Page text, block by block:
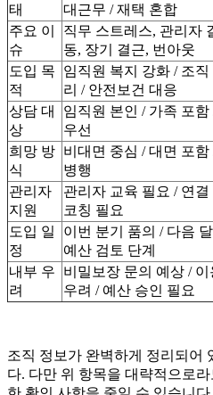
태
대근무 / 재택 혼합
주요 이
슈
직무 스트레스, 관리자
동, 장기 결근, 번아웃
도입 목
적
임직원 복지 강화 / 조
리 / 안전보건 대응
상담 대
상
임직원 본인 / 가족 포함
우선
희망 방
식
비대면 중심 / 대면 포
병행
관리자
지원
관리자 교육 필요 / 연
코칭 필요
도입 일
정
이번 분기 품의 / 다음
예산 검토 단계
내부 우
려
비밀보장 문의 예상 / 이
우려 / 예산 승인 필요
조직 정보가 완벽하게 정리되어
다. 다만 위 항목을 대략적으로